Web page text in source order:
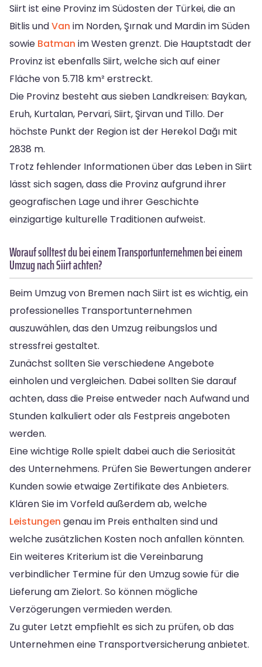
Siirt ist eine Provinz im Südosten der Türkei, die an
Bitlis undVan im Norden, Şırnak und Mardin im Süden
sowie Batman im Westen grenzt. Die Hauptstadt der
Provinz ist ebenfalls Siirt, welche sich auf einer
Fläche von 5.718 km² erstreckt.
Die Provinz besteht aus sieben Landkreisen: Baykan,
Eruh, Kurtalan, Pervari, Siirt, Şirvan und Tillo. Der
höchste Punkt der Region ist der Herekol Dağı mit
2838 m.
Trotz fehlender Informationen über das Leben in Siirt
lässt sich sagen, dass die Provinz aufgrund ihrer
geografischen Lage und ihrer Geschichte
einzigartige kulturelle Traditionen aufweist.
Worauf solltest du bei einem Transportunternehmen bei einem
Umzug nach Siirt achten?
Beim Umzug von Bremen nach Siirt ist es wichtig, ein
professionelles Transportunternehmen
auszuwählen, das den Umzug reibungslos und
stressfrei gestaltet.
Zunächst sollten Sie verschiedene Angebote
einholen und vergleichen. Dabei sollten Sie darauf
achten, dass die Preise entweder nach Aufwand und
Stunden kalkuliert oder als Festpreis angeboten
werden.
Eine wichtige Rolle spielt dabei auch die Seriosität
des Unternehmens. Prüfen Sie Bewertungen anderer
Kunden sowie etwaige Zertifikate des Anbieters.
Klären Sie im Vorfeld außerdem ab, welche
Leistungen genau im Preis enthalten sind und
welche zusätzlichen Kosten noch anfallen könnten.
Ein weiteres Kriterium ist die Vereinbarung
verbindlicher Termine für den Umzug sowie für die
Lieferung am Zielort. So können mögliche
Verzögerungen vermieden werden.
Zu guter Letzt empfiehlt es sich zu prüfen, ob das
Unternehmen eine Transportversicherung anbietet.